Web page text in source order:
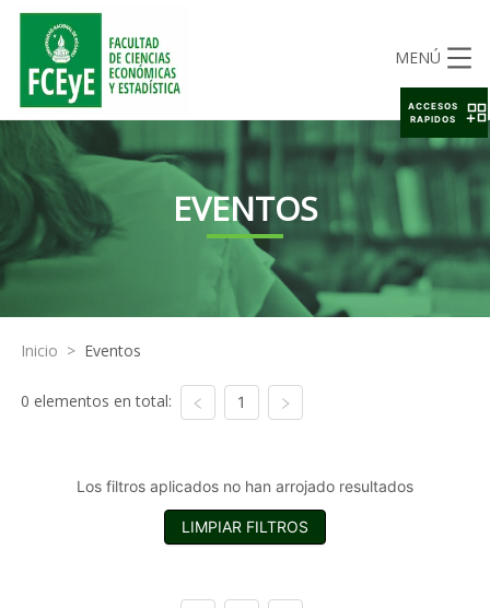
MENÚ
EVENTOS
Inicio > Eventos
0 elementos en total: 1
Los filtros aplicados no han arrojado resultados
LIMPIAR FILTROS
ACCESOS
RAPIDOS